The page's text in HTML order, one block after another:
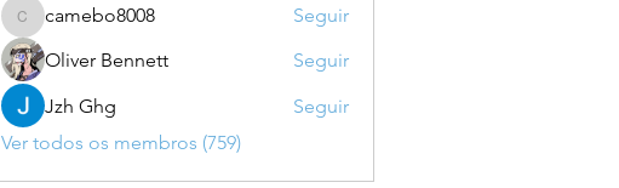
camebo8008
camebo8008
Seguir
Oliver Bennett
Seguir
Jzh Ghg
Seguir
Ver todos os membros (759)